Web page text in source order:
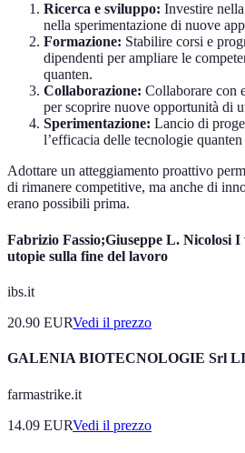
Ricerca e sviluppo: Investire
nella sperimentazione di nuove
Formazione: Stabilire corsi e
dipendenti per ampliare le
quanten.
Collaborazione: Collaborare con
per scoprire nuove opportunità di
Sperimentazione: Lancio di
l’efficacia delle tecnologie
Adottare un atteggiamento proattivo
di rimanere competitive, ma anche di
erano possibili prima.
Fabrizio Fassio;Giuseppe L. Nicolosi I
utopie sulla fine del lavoro
ibs.it
20.90 EURVedi il prezzo
GALENIA BIOTECNOLOGIE Srl
farmastrike.it
14.09 EURVedi il prezzo